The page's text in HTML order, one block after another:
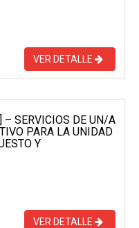
VER DETALLE
SERVICIOS DE UN/A
PARA LA UNIDAD
Y
VER DETALLE